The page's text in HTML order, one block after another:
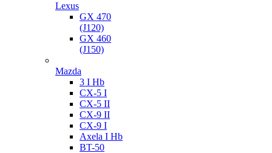
Lexus
GX 470
(J120)
GX 460
(J150)
Mazda
3 I Hb
CX-5 I
CX-5 II
CX-9 II
CX-9 I
Axela I Hb
BT-50